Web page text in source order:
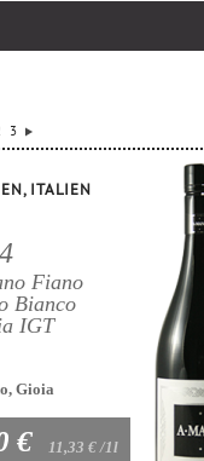
3
ITALIEN
Fiano
Bianco
IGT
Gioia
€ 11,33 € /1l